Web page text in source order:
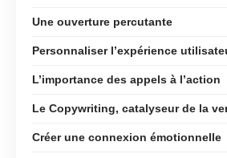
Une ouverture percutante
Personnaliser l’expérience
L’importance des appels à l’action
Le Copywriting, catalyseur de la
Créer une connexion émotionnelle